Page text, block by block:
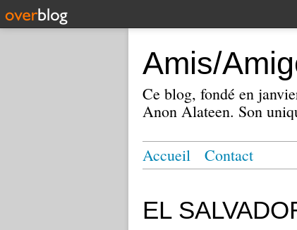
Amis/
Ce blog, fondé en
Anon Alateen. Son
Accueil Contact
EL